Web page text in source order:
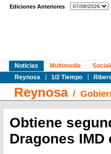
Ediciones Anteriores
Noticias
Reynosa
1/2 Tiempo
Multimedia
Reynosa/
Obtiene
Dragones IMD